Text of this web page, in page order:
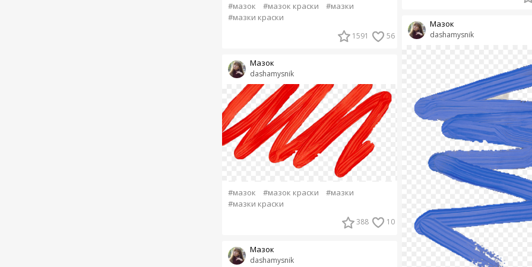
#мазок #мазок краски
#мазки
#мазки краски
1591 56
dashamysnik
Мазок
#мазок #мазок краски
#мазки
#мазки краски
388 10
dashamysnik
Мазок
dashamysnik
Мазок